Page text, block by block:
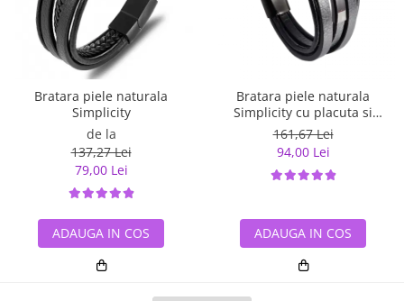
Bratara piele naturala
Simplicity
de la
137,27 Lei
79,00 Lei
ADAUGA IN COS
Bratara piele naturala
Simplicity cu placuta si
inchizatoare din inox
161,67 Lei
94,00 Lei
ADAUGA IN COS